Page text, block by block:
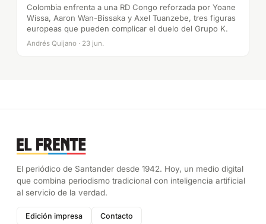
Colombia enfrenta a una RD Congo reforzada por Yoane
Wissa, Aaron Wan-Bissaka y Axel Tuanzebe, tres figuras
europeas que pueden complicar el duelo del Grupo K.
Andrés Quijano · 23 jun.
El periódico de Santander desde 1942. Hoy, un medio digital
que combina periodismo tradicional con inteligencia artificial
al servicio de la verdad.
Edición impresa Contacto